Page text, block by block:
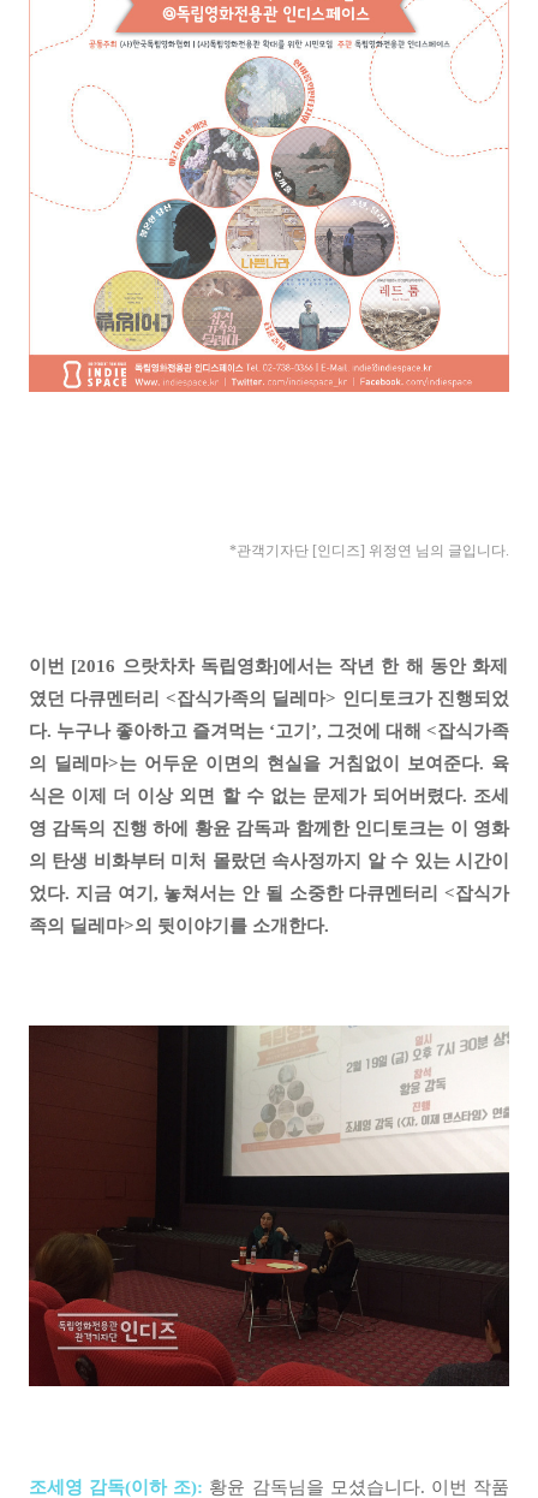
*관객기자단 [인디즈] 위정연 님의 글입니다.
이번 [2016 으랏차차 독립영화]에서는 작년 한 해 동안 화제
였던 다큐멘터리 <잡식가족의 딜레마> 인디토크가 진행되었
다. 누구나 좋아하고 즐겨먹는 ‘고기’, 그것에 대해 <잡식가족
의 딜레마>는 어두운 이면의 현실을 거침없이 보여준다. 육
식은 이제 더 이상 외면 할 수 없는 문제가 되어버렸다. 조세
영 감독의 진행 하에 황윤 감독과 함께한 인디토크는 이 영화
의 탄생 비화부터 미처 몰랐던 속사정까지 알 수 있는 시간이
었다. 지금 여기, 놓쳐서는 안 될 소중한 다큐멘터리 <잡식가
족의 딜레마>의 뒷이야기를 소개한다.
조세영 감독(이하 조): 황윤 감독님을 모셨습니다. 이번 작품